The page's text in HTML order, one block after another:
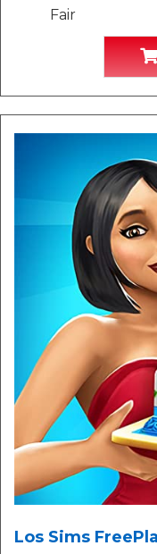
Fair
Los Sims